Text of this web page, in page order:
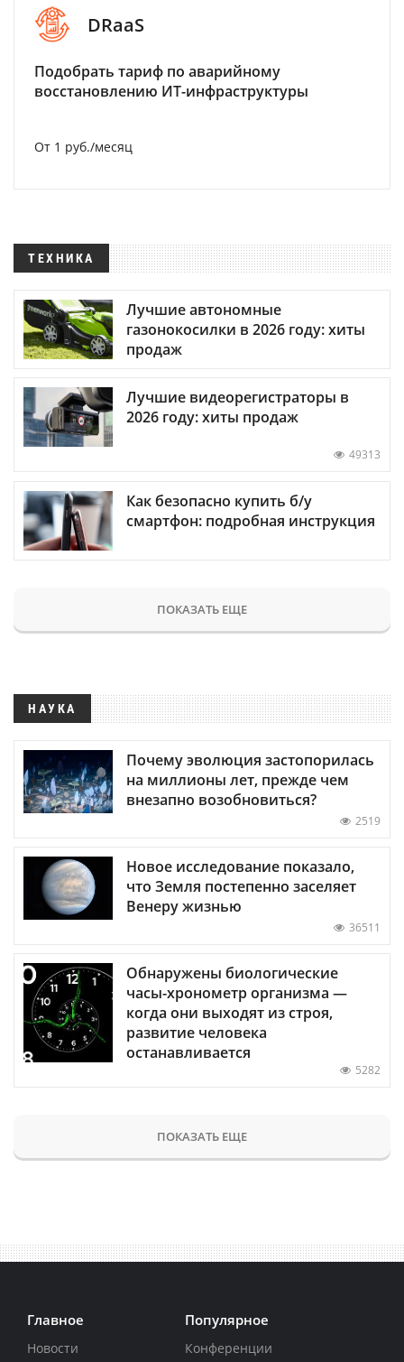
DRaaS
Подобрать тариф по аварийному
восстановлению ИТ-инфраструктуры
От 1 руб./месяц
ТЕХНИКА
Лучшие автономные
газонокосилки в 2026 году: хиты
продаж
Лучшие видеорегистраторы в
2026 году: хиты продаж
49313
Как безопасно купить б/у
смартфон: подробная инструкция
ПОКАЗАТЬ ЕЩЕ
НАУКА
Почему эволюция застопорилась
на миллионы лет, прежде чем
внезапно возобновиться?
2519
Новое исследование показало,
что Земля постепенно заселяет
Венеру жизнью
36511
Обнаружены биологические
часы-хронометр организма —
когда они выходят из строя,
развитие человека
останавливается
5282
ПОКАЗАТЬ ЕЩЕ
Главное
Новости
Популярное
Конференции